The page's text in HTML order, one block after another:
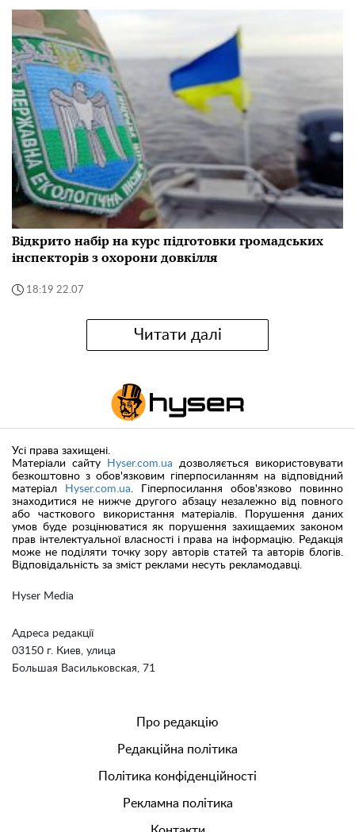
Відкрито набір на курс підготовки громадських
інспекторів з охорони довкілля
18:19 22.07
Читати далі
Hyser Media
Адреса редакції
03150 г. Киев, улица
Большая Васильковская, 71
Усі права захищені.
Матеріали сайту
Hyser.com.ua дозволяється використовувати
безкоштовно з обов'язковим гіперпосиланням на відповідний
матеріал
Hyser.com.ua. Гіперпосилання обов'язково повинно
знаходитися не нижче другого абзацу незалежно від повного
або часткового використання матеріалів. Порушення даних
умов буде розцінюватися як порушення захищаемих законом
прав інтелектуальної власності і права на інформацію. Редакція
може не поділяти точку зору авторів статей та авторів блогів.
Відповідальність за зміст реклами несуть рекламодавці.
Про редакцію
Редакційна політика
Політика конфіденційності
Рекламна політика